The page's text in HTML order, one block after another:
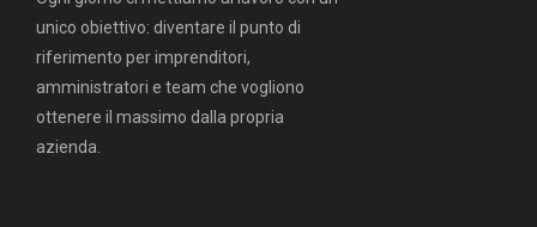
unico obiettivo: diventare il punto di
riferimento per imprenditori,
amministratori e team che vogliono
ottenere il massimo dalla propria
azienda.